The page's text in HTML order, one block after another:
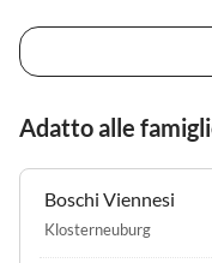
Adatto alle
Boschi Viennesi
Klosterneuburg